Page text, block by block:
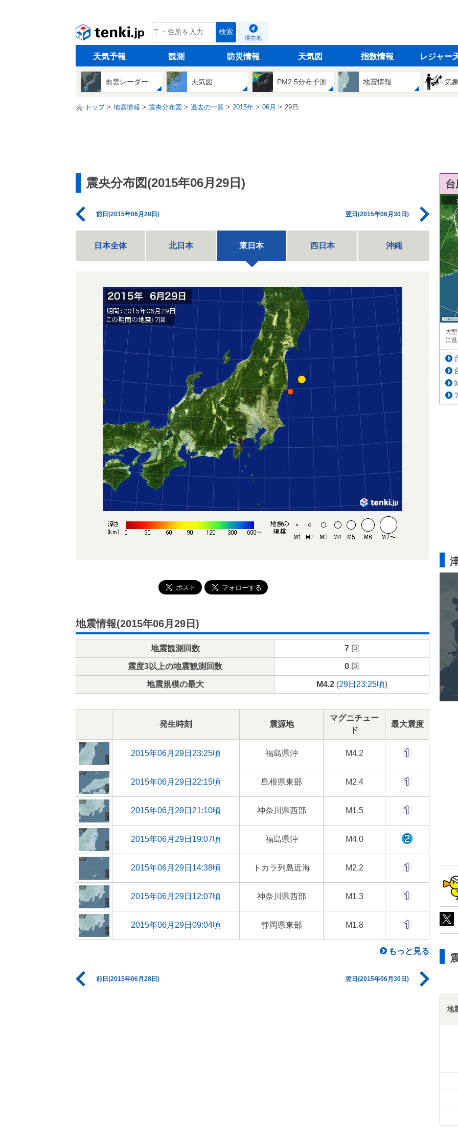
tenki.jp 検索
現在地
天気予報 観測 防災情報 天気図 指数情報 レジャー
雨雲レーダー 天気図 PM2.5分布予測 地震情報 気
トップ 地震情報 震央分布図 過去の一覧 2015年 06月 29日
震央分布図(2015年06月29日)
前日(2015年06月28日) 翌日(2015年06月30日)
日本全体 北日本 東日本 西日本 沖縄
地震情報(2015年06月29日)
地震観測回数 7回
震度3以上の地震観測回数 0回
地震規模の最大 M4.2(29日23:25頃)
発生時刻 震源地
マグニチュー
ド
最大震度
2015年06月29日23:25頃 福島県沖 M4.2
2015年06月29日22:15頃 島根県東部 M2.4
2015年06月29日21:10頃 神奈川県西部 M1.5
2015年06月29日19:07頃 福島県沖 M4.0
2015年06月29日14:38頃 トカラ列島近海 M2.2
2015年06月29日12:07頃 神奈川県西部 M1.3
2015年06月29日09:04頃 静岡県東部 M1.8
もっと見る
前日(2015年06月28日) 翌日(2015年06月30日)
大
に
地